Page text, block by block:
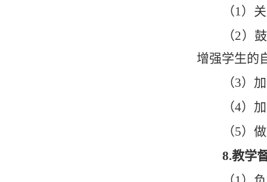
（1）
（2）
增强学生的
（3）
（4）
（5）
8.教学